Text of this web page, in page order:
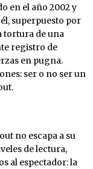
en el año 2002 y
superpuesto por
tortura de una
registro de
en pugna.
ser o no ser un
no escapa a su
de lectura,
al espectador: la